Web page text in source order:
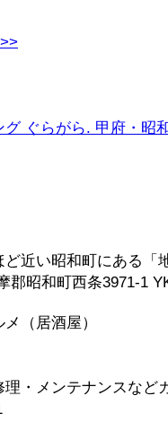
ぐらがら. 甲府・昭
近い昭和町にある「
郡昭和町西条3971-1
（居酒屋）
・メンテナンスなど